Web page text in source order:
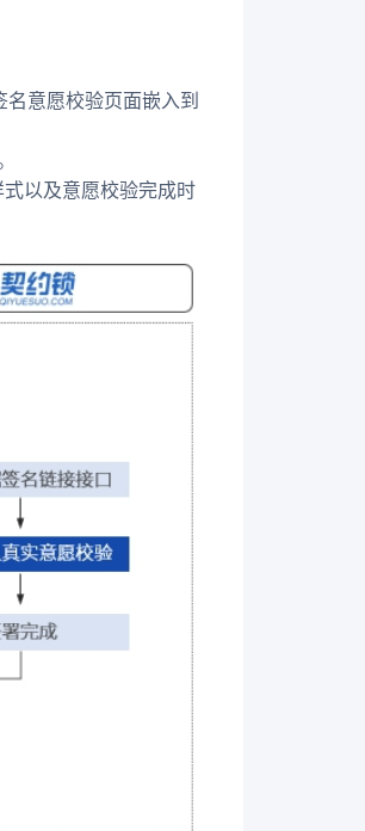
意愿校验页面嵌入到
以及意愿校验完成时